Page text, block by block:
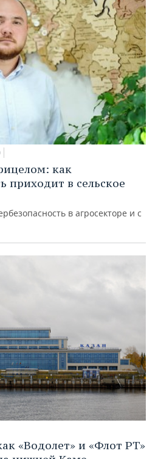
как
приходит в сельское
в агросекторе и с
«Водолет» и «Флот РТ»